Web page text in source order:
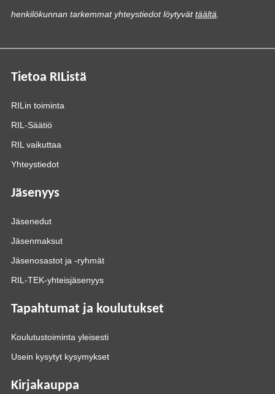
henkilökunnan tarkemmat yhteystiedot löytyvättäältä
Tietoa RIListä
RILin toiminta
RIL-Säätiö
RIL vaikuttaa
Yhteystiedot
Jäsenyys
Jäsenedut
Jäsenmaksut
Jäsenosastot ja -ryhmät
RIL-TEK-yhteisjäsenyys
Tapahtumat ja koulutukset
Koulutustoiminta yleisesti
Usein kysytyt kysymykset
Kirjakauppa